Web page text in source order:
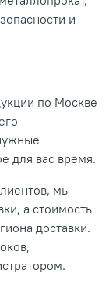
и
по Москве
для вас время.
мы
а стоимость
доставки.